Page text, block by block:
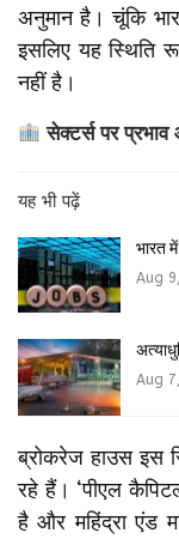
अनुमान है। चूंकि
इसलिए यह स्थिति
नहीं है।
सेक्टर्स पर
यह भी पढ़ें
भारत
Aug
Aug
ब्रोकरेज हाउस इस
रहे हैं। ‘पीएल
है और महिंद्रा एंड